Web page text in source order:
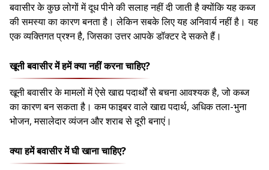
बवासीर के कुछ लोगों में दूध पीने की सलाह नहीं दी जाती है क्योंकि यह कब्ज
की समस्या का कारण बनता है। लेकिन सबके लिए यह अनिवार्य नहीं है। यह
एक व्यक्तिगत प्रश्न है, जिसका उत्तर आपके डॉक्टर दे सकते हैं।
खूनी बवासीर में हमें क्या नहीं करना चाहिए?
खूनी बवासीर के मामलों में ऐसे खाद्य पदार्थों से बचना आवश्यक है, जो कब्ज
का कारण बन सकता है। कम फाइबर वाले खाद्य पदार्थ, अधिक तला-भुना
भोजन, मसालेदार व्यंजन और शराब से दूरी बनाएं।
क्या हमें बवासीर में घी खाना चाहिए?